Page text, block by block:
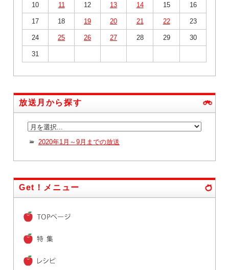
10 11 12 13 14 15 16
17 18 19 20 21 22 23
24 25 26 27 28 29 30
31
放送月から探す
2020年1月～9月までの放送
Get！メニュー